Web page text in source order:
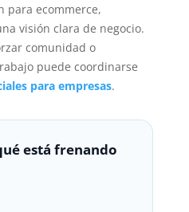
para ecommerce,
visión clara de negocio.
comunidad o
puede coordinarse
para empresas.
está frenando